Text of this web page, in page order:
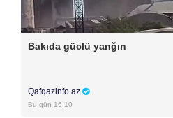
Bakıda güclü yanğın
Qafqazinfo.az
Bu gün 16:10